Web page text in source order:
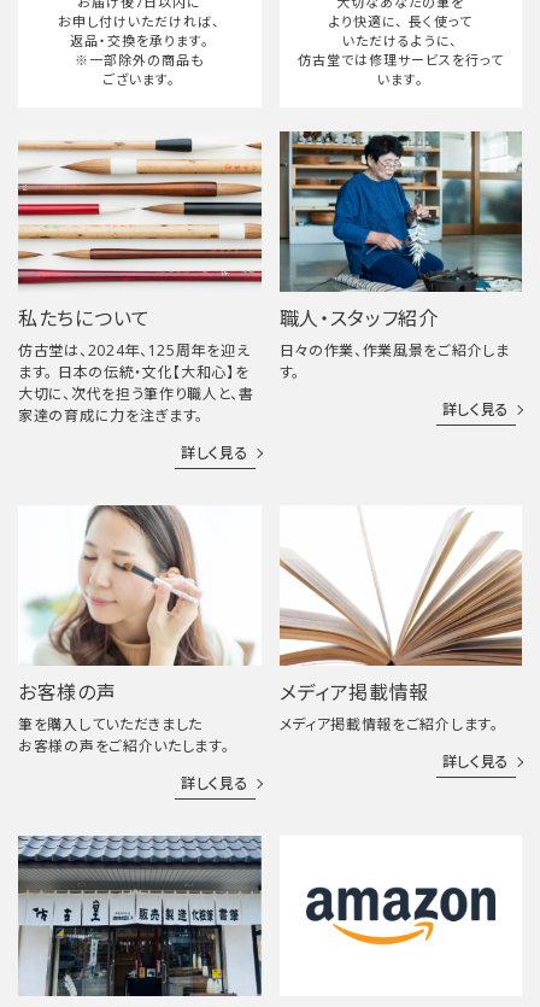
お申し付けいただければ、
返品・交換を承ります。
※一部除外の商品も
ございます。
より快適に、 長く使って
いただけるように、
仿古堂では修理サービスを行って
います。
私たちについて
仿古堂は、2024年、125周年を迎え
ます。 日本の伝統・文化【大和心】を
大切に、次代を担う筆作り職人と、書
家達の育成に力を注ぎます。
詳しく見る
職人・スタッフ紹介
日々の作業、作業風景をご紹介しま
す。
詳しく見る
お客様の声
筆を購入していただきました
お客様の声をご紹介いたします。
詳しく見る
メディア掲載情報
メディア掲載情報をご紹介します。
詳しく見る